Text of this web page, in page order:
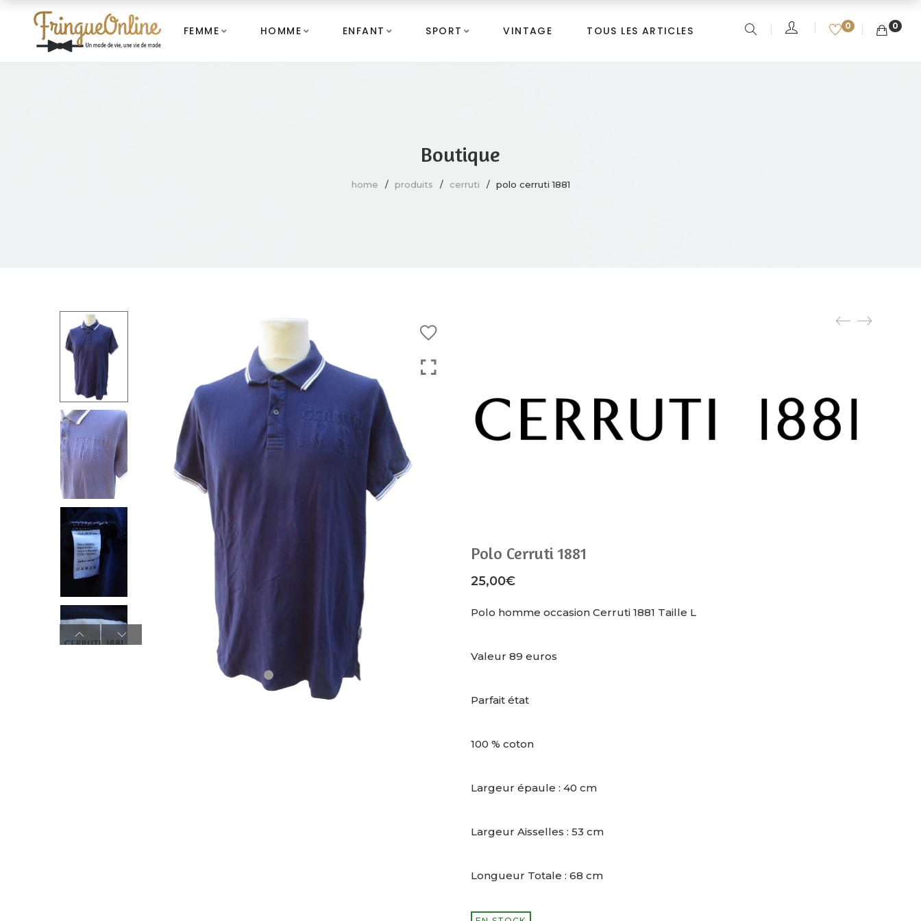
FEMME HOMME ENFANT SPORT VINTAGE TOUS LES ARTICLES 0 0
Boutique
home produits cerruti polo cerruti 1881
Polo Cerruti 1881
25,00€
Polo homme occasion Cerruti 1881 Taille L
Valeur 89 euros
Parfait état
100 % coton
Largeur épaule : 40 cm
Largeur Aisselles : 53 cm
Longueur Totale : 68 cm